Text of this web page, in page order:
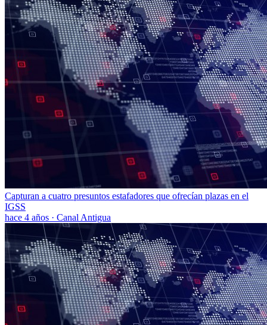
Capturan a cuatro presuntos estafadores que ofrecían plazas en el
IGSS
hace 4 años · Canal Antigua